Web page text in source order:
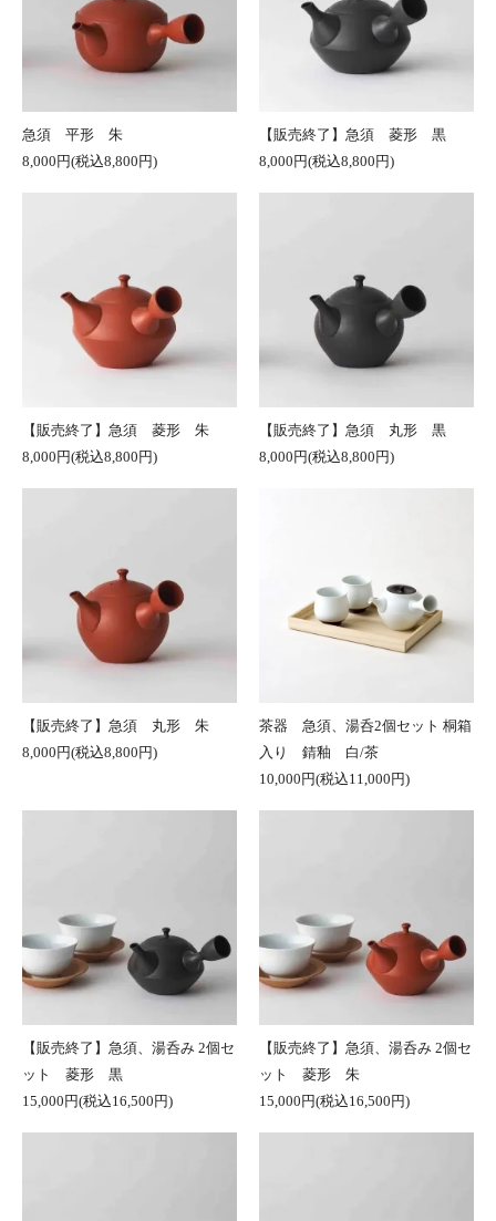
急須 平形 朱
8,000円(税込8,800円)
【販売終了】急須 菱形 黒
8,000円(税込8,800円)
【販売終了】急須 菱形 朱
8,000円(税込8,800円)
【販売終了】急須 丸形 黒
8,000円(税込8,800円)
【販売終了】急須 丸形 朱
8,000円(税込8,800円)
茶器 急須、湯呑2個セット 桐箱
入り 錆釉 白/茶
10,000円(税込11,000円)
【販売終了】急須、湯呑み 2個セ
ット 菱形 黒
15,000円(税込16,500円)
【販売終了】急須、湯呑み 2個セ
ット 菱形 朱
15,000円(税込16,500円)